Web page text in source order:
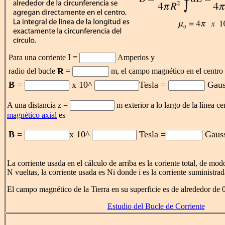
Para una corriente I =
Amperios y
radio del bucle R = m, el campo magnético en el centro
B = x 10^ Tesla =
A una distancia z =
m exterior a lo largo de la línea
magnético axial es
B = x 10^ Tesla =
La corriente usada en el cálculo de arriba es la coriente total, de
N vueltas, la corriente usada es Ni donde i es la corriente
El campo magnético de la Tierra en su superficie es de alrededor de
Estudio del Bucle de Corriente